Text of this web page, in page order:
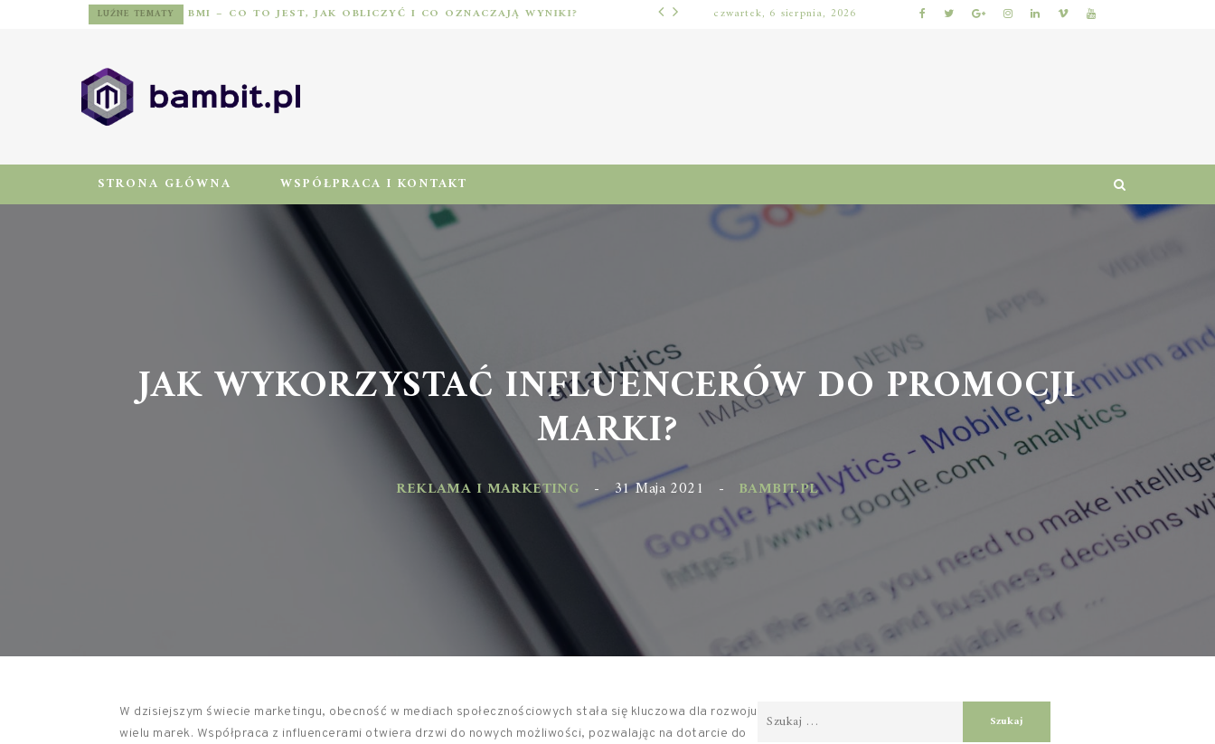
LUŹNE TEMATY BMI – CO TO JEST, JAK OBLICZYĆ I CO OZNACZAJĄ WYNIKI? LUŹNE TEMATY
czwartek, 6 sierpnia, 2026
STRONA GŁÓWNA WSPÓŁPRACA I KONTAKT
JAK WYKORZYSTAĆ INFLUENCERÓW DO PROMOCJI
MARKI?
REKLAMA I MARKETING 31 Maja 2021
W dzisiejszym świecie marketingu, obecność w mediach społecznościowych stała się kluczowa dla rozwoju
wielu marek. Współpraca z influencerami otwiera drzwi do nowych możliwości, pozwalając na dotarcie do